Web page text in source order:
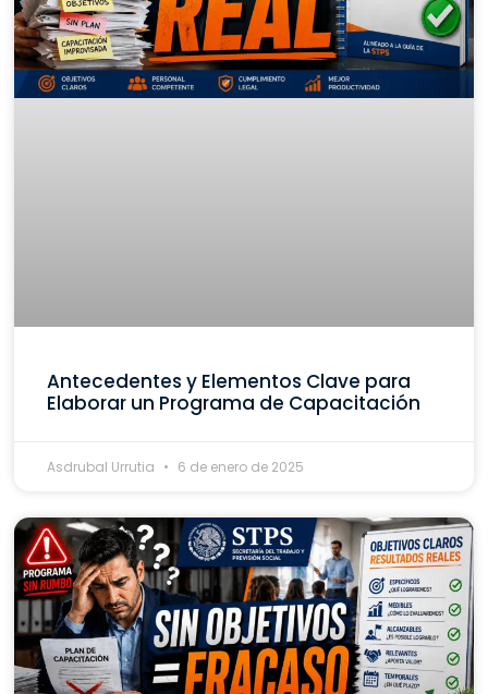
Antecedentes y Elementos Clave para
Elaborar un Programa de Capacitación
Asdrubal Urrutia 6 de enero de 2025